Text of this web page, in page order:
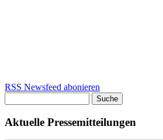
RSS Newsfeed abonieren
Aktuelle Pressemitteilungen